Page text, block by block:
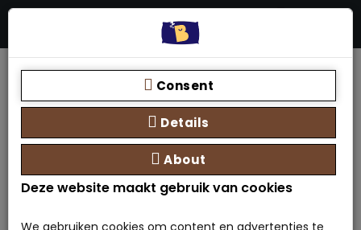
Zoeken
Vlakke boxsprings - tweepersoons
Product vergelijk (0)
Consent
Details
About
Deze website maakt gebruik van cookies
We gebruiken cookies om content en advertenties te